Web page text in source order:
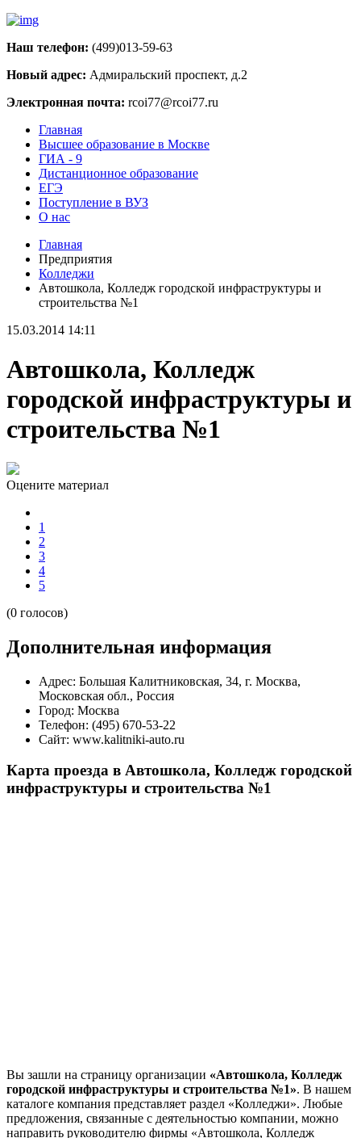
Наш телефон: (499)013-59-63
Новый адрес: Адмиральский проспект, д.2
Электронная почта: rcoi77@rcoi77.ru
Главная
Высшее образование в Москве
ГИА - 9
Дистанционное образование
ЕГЭ
Поступление в ВУЗ
О нас
Главная
Предприятия
Колледжи
Автошкола, Колледж городской инфраструктуры и
строительства №1
15.03.2014 14:11
Автошкола, Колледж
городской инфраструктуры и
строительства №1
Оцените материал
1
2
3
4
5
(0 голосов)
Дополнительная информация
Адрес: Большая Калитниковская, 34, г. Москва,
Московская обл., Россия
Город: Москва
Телефон: (495) 670-53-22
Сайт: www.kalitniki-auto.ru
Карта проезда в Автошкола, Колледж городской
инфраструктуры и строительства №1
Вы зашли на страницу организации «Автошкола, Колледж
городской инфраструктуры и строительства №1». В нашем
каталоге компания представляет раздел «Колледжи». Любые
предложения, связанные с деятельностью компании, можно
направить руководителю фирмы «Автошкола, Колледж